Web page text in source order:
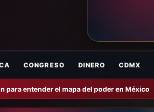
CONGRESO DINERO CDMX
para entender el mapa del poder en México